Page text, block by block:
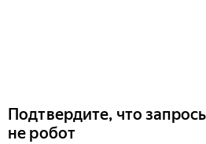
Подтвердите, что
не робот